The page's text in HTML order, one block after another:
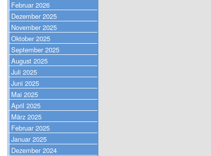
Februar 2026
Dezember 2025
November 2025
Oktober 2025
September 2025
August 2025
Juli 2025
Juni 2025
Mai 2025
April 2025
März 2025
Februar 2025
Januar 2025
Dezember 2024